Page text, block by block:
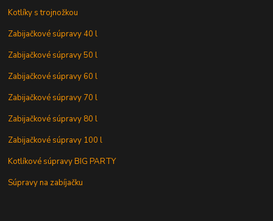
Kotlíky s trojnožkou
Zabijačkové súpravy 40 l
Zabijačkové súpravy 50 l
Zabijačkové súpravy 60 l
Zabijačkové súpravy 70 l
Zabijačkové súpravy 80 l
Zabijačkové súpravy 100 l
Kotlíkové súpravy BIG PARTY
Súpravy na zabíjačku